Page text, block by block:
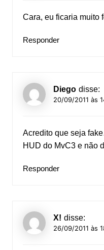
Cara, eu ficaria muito
Responder
Diego disse:
20/09/2011 às
Acredito que seja
HUD do MvC3 e não
Responder
X! disse:
26/09/2011 às